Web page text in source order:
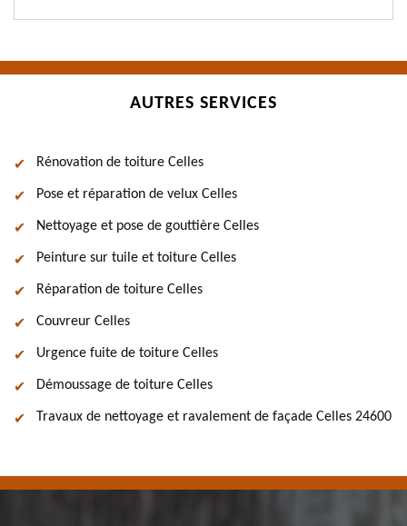
AUTRES SERVICES
Rénovation de toiture Celles
Pose et réparation de velux Celles
Nettoyage et pose de gouttière Celles
Peinture sur tuile et toiture Celles
Réparation de toiture Celles
Couvreur Celles
Urgence fuite de toiture Celles
Démoussage de toiture Celles
Travaux de nettoyage et ravalement de façade Celles 24600